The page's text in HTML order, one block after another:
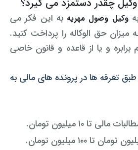
چقدر دستمزد می گیرد؟
وکیل وصول مهریه به این فکر می
میزان حق الوکاله را پرداخت کنید.
برابره و یا از قاعده و قانون خاصی
طبق تعرفه ها در پرونده های مالی به
مالی تا ۱۰ میلیون تومان.